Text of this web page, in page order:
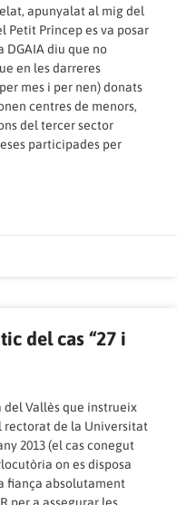
apunyalat al mig del
Petit Príncep es va posar
DGAIA diu que no
en les darreres
mes i per nen) donats
centres de menors,
del tercer sector
participades per
del cas “27 i
Vallès que instrueix
rectorat de la Universitat
2013 (el cas conegut
on es disposa
fiança absolutament